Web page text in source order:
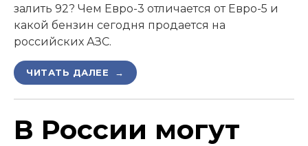
залить 92? Чем Евро-3 отличается от Евро-5 и
какой бензин сегодня продается на
российских АЗС.
ЧИТАТЬ ДАЛЕЕ →
В России могут